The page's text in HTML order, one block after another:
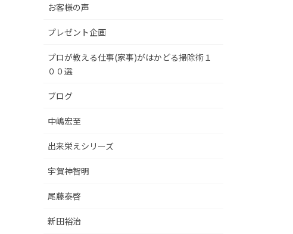
お客様の声
プレゼント企画
プロが教える仕事(家事)がはかどる掃除術１
００選
ブログ
中嶋宏至
出来栄えシリーズ
宇賀神智明
尾藤泰啓
新田裕治